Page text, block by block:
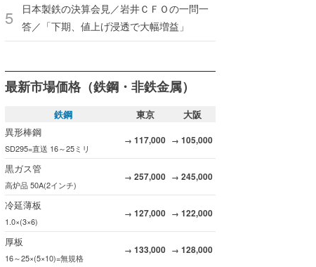
日本製鉄の決算会見／岩井ＣＦＯの一問一
答／「下期、値上げ浸透で大幅増益」
最新市場価格（鉄鋼・非鉄金属）
鉄鋼 東京
大阪
異形棒鋼
SD295=直送 16～25ミリ
→ 117,000 → 105,000
黒ガス管
高炉品 50A(2インチ)
→ 257,000 → 245,000
冷延薄板
1.0×(3×6)
→ 127,000 → 122,000
厚板
16～25×(5×10)=無規格
→ 133,000 → 128,000